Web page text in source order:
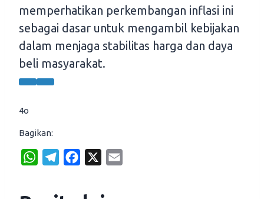
memperhatikan perkembangan inflasi ini
sebagai dasar untuk mengambil kebijakan
dalam menjaga stabilitas harga dan daya
beli masyarakat.
4o
Bagikan:
W